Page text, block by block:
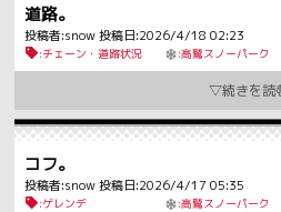
道路。
投稿者:snow 投稿日:2026/4/18 02:23
:チェーン・道路状況 :高鷲スノーパーク
コフ。
投稿者:snow 投稿日:2026/4/17 05:35
:ゲレンデ :高鷲スノーパーク